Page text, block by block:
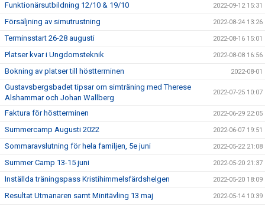
Funktionärsutbildning 12/10 & 19/10 2022-09-12 15:31
Försäljning av simutrustning 2022-08-24 13:26
Terminsstart 26-28 augusti 2022-08-16 15:01
Platser kvar i Ungdomsteknik 2022-08-08 16:56
Bokning av platser till höstterminen 2022-08-01
Gustavsbergsbadet tipsar om simträning med Therese
Alshammar och Johan Wallberg
2022-07-25 10:07
Faktura för höstterminen 2022-06-29 22:05
Summercamp Augusti 2022 2022-06-07 19:51
Sommaravslutning för hela familjen, 5e juni 2022-05-22 21:08
Summer Camp 13-15 juni 2022-05-20 21:37
Inställda träningspass Kristihimmelsfärdshelgen 2022-05-20 18:09
Resultat Utmanaren samt Minitävling 13 maj 2022-05-14 10:39